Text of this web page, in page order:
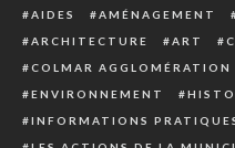
AIDES AMÉNAGEMENT
ARCHITECTURE
ART
COLMAR AGGLOMÉRATION
ENVIRONNEMENT
INFORMATIONS